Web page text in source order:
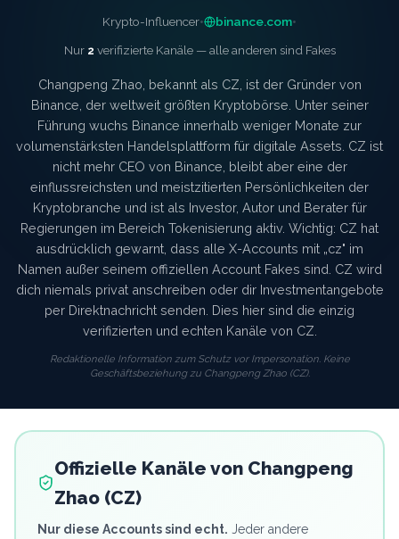
Krypto-Influencer• binance.com•
Nur 2 verifizierte Kanäle — alle anderen sind Fakes
Changpeng Zhao, bekannt als CZ, ist der Gründer von
Binance, der weltweit größten Kryptobörse. Unter seiner
Führung wuchs Binance innerhalb weniger Monate zur
volumenstärksten Handelsplattform für digitale Assets. CZ ist
nicht mehr CEO von Binance, bleibt aber eine der
einflussreichsten und meistzitierten Persönlichkeiten der
Kryptobranche und ist als Investor, Autor und Berater für
Regierungen im Bereich Tokenisierung aktiv. Wichtig: CZ hat
ausdrücklich gewarnt, dass alle X-Accounts mit „cz" im
Namen außer seinem offiziellen Account Fakes sind. CZ wird
dich niemals privat anschreiben oder dir Investmentangebote
per Direktnachricht senden. Dies hier sind die einzig
verifizierten und echten Kanäle von CZ.
Redaktionelle Information zum Schutz vor Impersonation. Keine
Geschäftsbeziehung zu Changpeng Zhao (CZ).
Offizielle Kanäle von Changpeng
Zhao (CZ)
Nur diese Accounts sind echt. Jeder andere